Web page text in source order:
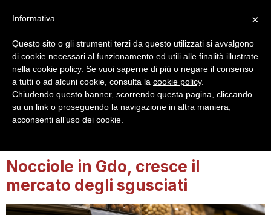
Login Registrazione
Nocciole in Gdo, cresce il
mercato degli sgusciati
×
Informativa
Questo sito o gli strumenti terzi da questo utilizzati si avvalgono
di cookie necessari al funzionamento ed utili alle finalità illustrate
nella cookie policy. Se vuoi saperne di più o negare il consenso
a tutti o ad alcuni cookie, consulta la cookie policy.
Chiudendo questo banner, scorrendo questa pagina, cliccando
su un link o proseguendo la navigazione in altra maniera,
acconsenti all’uso dei cookie.